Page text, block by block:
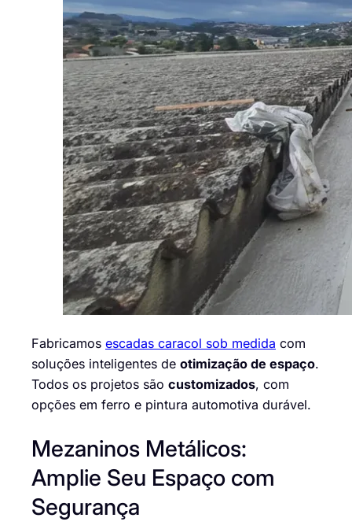
Fabricamos escadas caracol sob medida com
soluções inteligentes de otimização de espaço.
Todos os projetos são customizados, com
opções em ferro e pintura automotiva durável.
Mezaninos Metálicos:
Amplie Seu Espaço com
Segurança